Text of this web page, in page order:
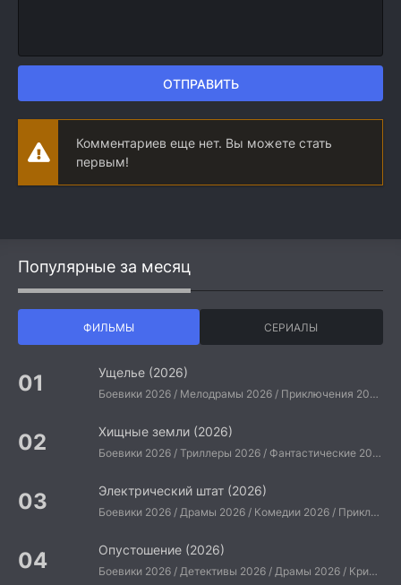
ОТПРАВИТЬ
Комментариев еще нет. Вы можете стать
первым!
Популярные за месяц
ФИЛЬМЫ СЕРИАЛЫ
Ущелье (2026)
Боевики 2026 / Мелодрамы 2026 / Приключения 2026 / Ужасы 2026 / Фантастические 2026 / Зарубежные фильмы 2026 / Американские фильмы / Фильмы 2026
Хищные земли (2026)
Боевики 2026 / Триллеры 2026 / Фантастические 2026 / Зарубежные фильмы 2026 / Американские фильмы / Фильмы 2026
Электрический штат (2026)
Боевики 2026 / Драмы 2026 / Комедии 2026 / Приключения 2026 / Фантастические 2026 / Зарубежные фильмы 2026 / Американские фильмы / Фильмы 2026
Опустошение (2026)
Боевики 2026 / Детективы 2026 / Драмы 2026 / Криминальные фильмы 2026 / Триллеры 2026 / Зарубежные фильмы 2026 / Американские фильмы / Фильмы 2026